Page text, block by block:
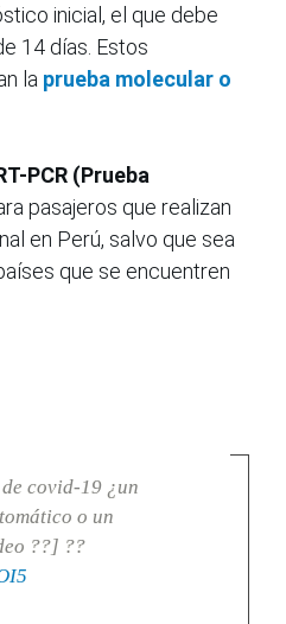
inicial, el que debe
14 días. Estos
la prueba molecular o
PCR (Prueba
pasajeros que realizan
en Perú, salvo que sea
que se encuentren
covid-19 ¿un
o un
??] ??